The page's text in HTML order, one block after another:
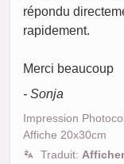
répondu
rapidement.
Merci beaucoup
- Sonja
Impression
Affiche 20x30cm
Traduit: Afficher